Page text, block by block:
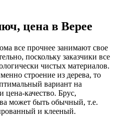
цена в Верее
все прочнее занимают свое
поскольку заказчики все
чистых материалов.
строение из дерева, то
вариант на
качество. Брус,
может быть обычный, т.е.
и клееный.